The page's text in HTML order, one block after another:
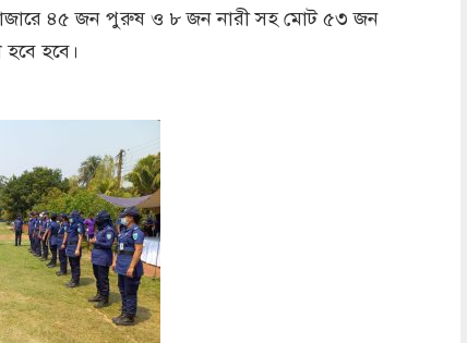
৪৫ জন পুরুষ ও ৮ জন নারী সহ মোট ৫৩ জন
হবে।